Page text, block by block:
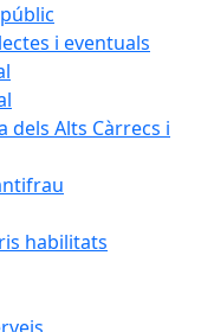
i eventuals
dels Alts Càrrecs i
habilitats